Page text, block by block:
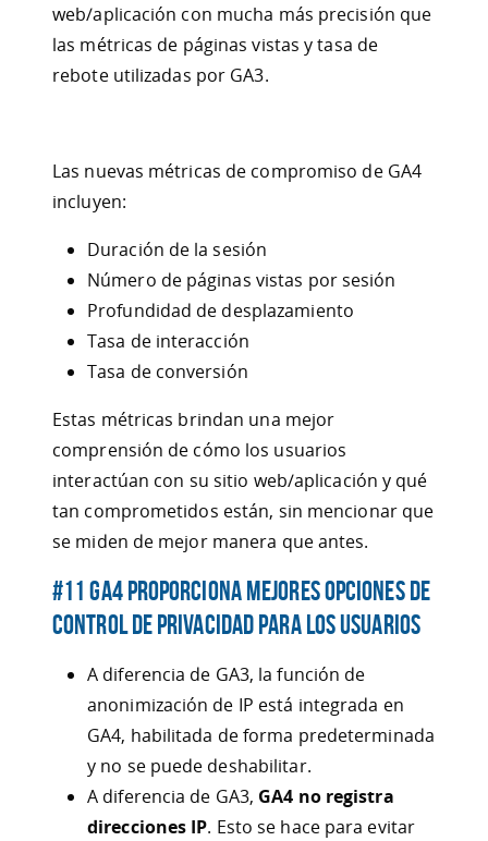
web/aplicación con mucha más precisión que
las métricas de páginas vistas y tasa de
rebote utilizadas por GA3.
Las nuevas métricas de compromiso de GA4
incluyen:
Duración de la sesión
Número de páginas vistas por sesión
Profundidad de desplazamiento
Tasa de interacción
Tasa de conversión
Estas métricas brindan una mejor
comprensión de cómo los usuarios
interactúan con su sitio web/aplicación y qué
tan comprometidos están, sin mencionar que
se miden de mejor manera que antes.
#11 GA4 proporciona mejores opciones de
control de privacidad para los usuarios
A diferencia de GA3, la función de
anonimización de IP está integrada en
GA4, habilitada de forma predeterminada
y no se puede deshabilitar.
A diferencia de GA3, GA4 no registra
direcciones IP. Esto se hace para evitar